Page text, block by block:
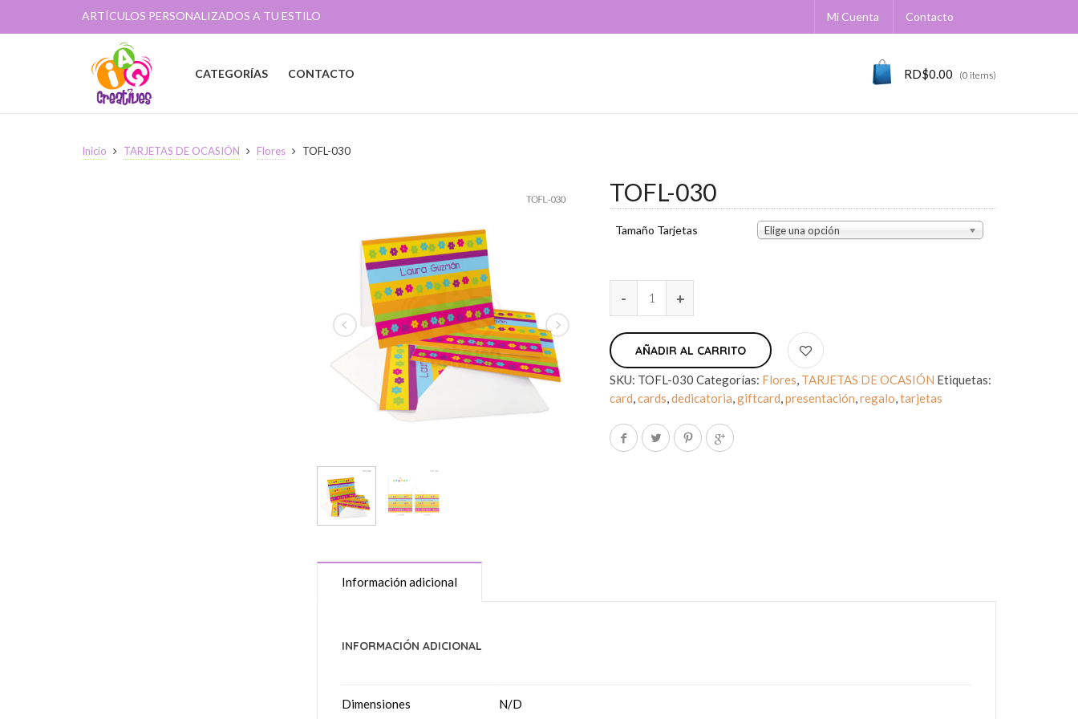
ARTÍCULOS PERSONALIZADOS A TU ESTILO Mi Cuenta Contacto
RD$0.00 (0 items)
CATEGORÍAS CONTACTO
Inicio TARJETAS DE OCASIÓN Flores TOFL-030
TOFL-030
Tamaño Tarjetas Elige una opción
AÑADIR AL CARRITO
SKU: TOFL-030 Categorías: Flores, TARJETAS DE OCASIÓN Etiquetas:
card,cards,dedicatoria,giftcard,presentación,regalo,tarjetas
Información adicional
INFORMACIÓN ADICIONAL
Dimensiones N/D